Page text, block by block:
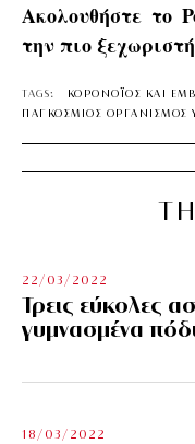
Ακολουθήστε το
την πιο
TAGS: ΚΟΡΟΝΟΪΟΣ ΚΑΙ
ΠΑΓΚΟΣΜΙΟΣ ΟΡΓΑΝΙΣΜΟΣ
22/03/2022
Τρεις εύκολες
γυμνασμένα
18/03/2022